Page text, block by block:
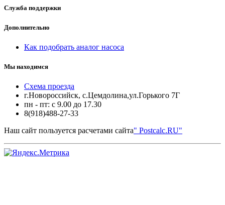
Служба поддержки
Дополнительно
Как подобрать аналог насоса
Мы находимся
Схема проезда
г.Новороссийск, с.Цемдолина,ул.Горького 7Г
пн - пт: с 9.00 до 17.30
8(918)488-27-33
Наш сайт пользуется расчетами сайта" Postcalc.RU"